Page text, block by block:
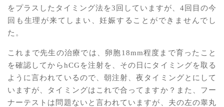
をプラスしたタイミング法を3回していますが、4回目の今
回も生理が来てしまい、妊娠することができませんでし
た。
これまで先生の治療では、卵胞18mm程度まで育ったこと
を確認してからhCGを注射を、その日にタイミングを取る
ように言われているので、朝注射、夜タイミングとにして
いますが、タイミングはこれで合ってますか？また、フー
ナーテストは問題ないと言われていますが、夫の左の睾丸